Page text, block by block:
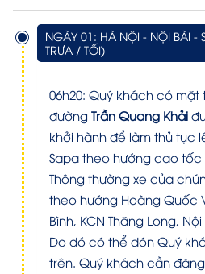
NGÀY 01: HÀ NỘI - NỘI BÀI -
TRƯA / TỐI)
06h20: Quý khách có mặt
đường Trần Quang Khải
khởi hành để làm thủ tục
Sapa theo hướng cao tốc
Thông thường xe của
theo hướng Hoàng Quốc
Bình, KCN Thăng Long,
Do đó có thể đón Quý
trên. Quý khách cần